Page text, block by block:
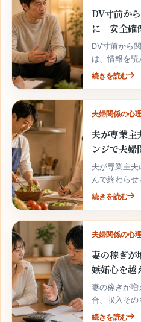
DV寸前か
に｜安全確
DV寸前から
は、情報を読
家庭の事実と
続きを読む
夫婦関係の心
夫が専業主
ンジで夫婦
夫が専業主
んで終わらせ
次の行動へ落
続きを読む
夫婦関係の心
妻の稼ぎが
嫉妬心を越
妻の稼ぎが増
合、収入その
の揺れが関係
続きを読む